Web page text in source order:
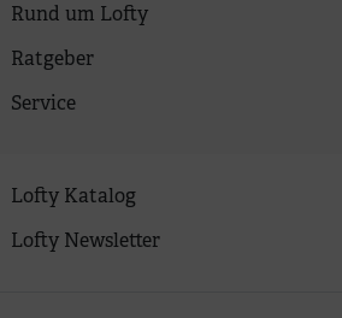
Rund um Lofty
Ratgeber
Service
Lofty Katalog
Lofty Newsletter